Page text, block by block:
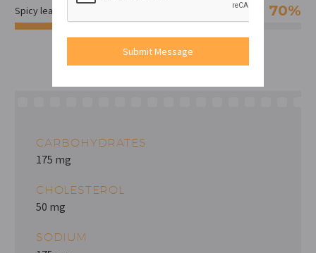
Spicy leavel 70%
CARBOHYDRATES
175 mg
CHOLESTEROL
50 mg
SODIUM
Submit Message